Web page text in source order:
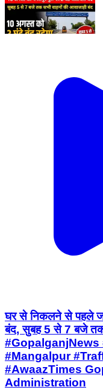
घर से निकलने से पहले
बंद, सुबह 5 से 7 बजे
#Mangalpur
#AwaazTimes
Administration